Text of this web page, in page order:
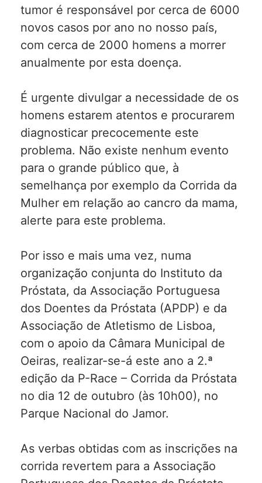
tumor é responsável por cerca de 6000
novos casos por ano no nosso país,
com cerca de 2000 homens a morrer
anualmente por esta doença.
É urgente divulgar a necessidade de os
homens estarem atentos e procurarem
diagnosticar precocemente este
problema. Não existe nenhum evento
para o grande público que, à
semelhança por exemplo da Corrida da
Mulher em relação ao cancro da mama,
alerte para este problema.
Por isso e mais uma vez, numa
organização conjunta do Instituto da
Próstata, da Associação Portuguesa
dos Doentes da Próstata (APDP) e da
Associação de Atletismo de Lisboa,
com o apoio da Câmara Municipal de
Oeiras, realizar-se-á este ano a 2.ª
edição da P-Race – Corrida da Próstata
no dia 12 de outubro (às 10h00), no
Parque Nacional do Jamor.
As verbas obtidas com as inscrições na
corrida revertem para a Associação